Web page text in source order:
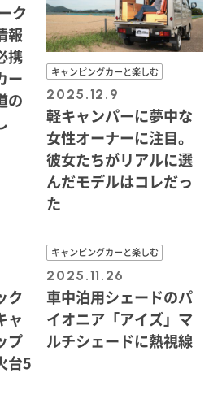
ク
報
携
ー
の
キャンピングカーと楽しむ
2025.12.9
軽キャンパーに夢中な
女性オーナーに注目。
彼女たちがリアルに選
んだモデルはコレだっ
た
ク
ャ
プ
台5
キャンピングカーと楽しむ
2025.11.26
車中泊用シェードのパ
イオニア「アイズ」マ
ルチシェードに熱視線